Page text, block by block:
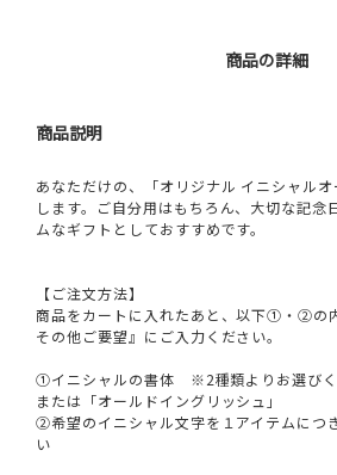
商品の詳細
商品説明
あなただけの、「オリジナル イニシャル
します。ご自分用はもちろん、大切な記念
ムなギフトとしておすすめです。
【ご注文方法】
商品をカートに入れたあと、以下①・②の
その他ご要望』にご入力ください。
①イニシャルの書体 ※2種類よりお選びく
または「オールドイングリッシュ」
②希望のイニシャル文字を１アイテムにつ
い